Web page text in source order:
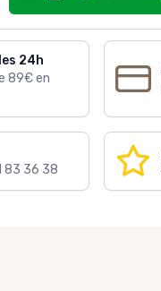
24h
89€ en
83 36 38